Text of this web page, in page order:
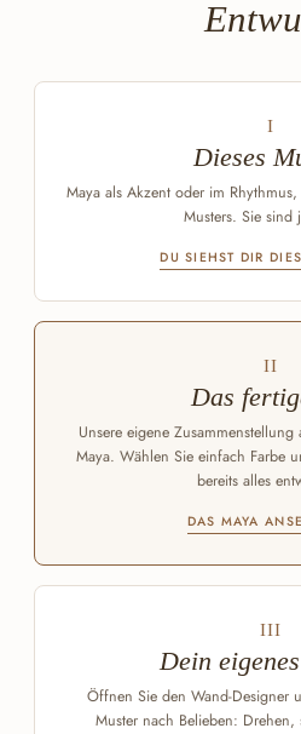
I
Dieses
Maya als Akzent oder im
Musters. Sie sind
DU SIEHST DIR
II
Das
Unsere eigene Zusammenstellung
Maya. Wählen Sie einfach Farbe
bereits alles
DAS MAYA
III
Dein
Öffnen Sie den Wand-Designer
Muster nach Belieben: